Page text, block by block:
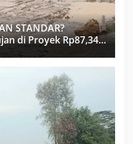
STANDAR?
di Proyek Rp87,34
Pengawas dan